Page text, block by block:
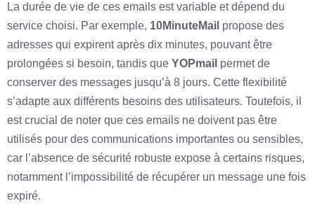
La durée de vie de ces emails est variable et dépend du
service choisi. Par exemple, 10MinuteMail propose des
adresses qui expirent après dix minutes, pouvant être
prolongées si besoin, tandis que YOPmail permet de
conserver des messages jusqu’à 8 jours. Cette flexibilité
s’adapte aux différents besoins des utilisateurs. Toutefois, il
est crucial de noter que ces emails ne doivent pas être
utilisés pour des communications importantes ou sensibles,
car l’absence de sécurité robuste expose à certains risques,
notamment l’impossibilité de récupérer un message une fois
expiré.